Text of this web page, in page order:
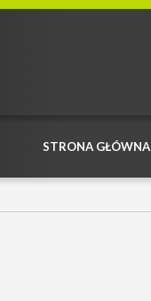
STRONA GŁÓWNA